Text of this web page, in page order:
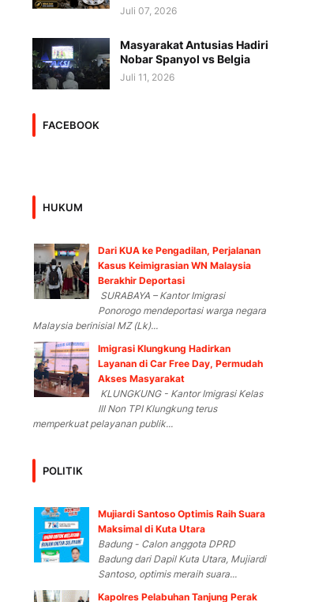
Juli 07, 2026
Masyarakat Antusias Hadiri
Nobar Spanyol vs Belgia
Juli 11, 2026
FACEBOOK
HUKUM
Dari KUA ke Pengadilan, Perjalanan
Kasus Keimigrasian WN Malaysia
Berakhir Deportasi
SURABAYA – Kantor Imigrasi
Ponorogo mendeportasi warga negara
Malaysia berinisial MZ (Lk)...
Imigrasi Klungkung Hadirkan
Layanan di Car Free Day, Permudah
Akses Masyarakat
KLUNGKUNG - Kantor Imigrasi Kelas
III Non TPI Klungkung terus
memperkuat pelayanan publik...
POLITIK
Mujiardi Santoso Optimis Raih Suara
Maksimal di Kuta Utara
Badung - Calon anggota DPRD
Badung dari Dapil Kuta Utara, Mujiardi
Santoso, optimis meraih suara...
Kapolres Pelabuhan Tanjung Perak